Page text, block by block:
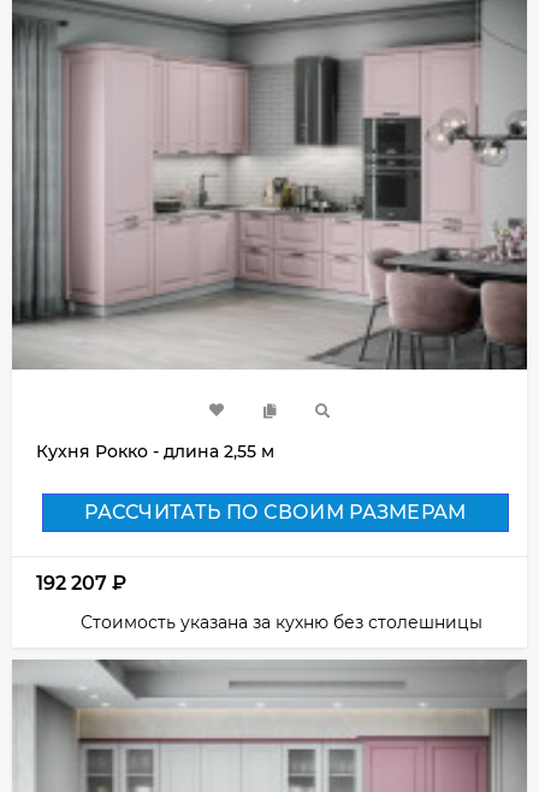
Кухня Рокко - длина 2,55 м
РАССЧИТАТЬ ПО СВОИМ РАЗМЕРАМ
192 207 ₽
Стоимость указана за кухню без столешницы